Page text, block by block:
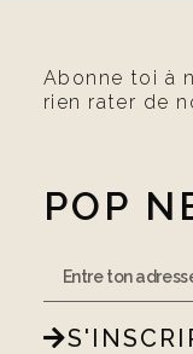
Abonne toi à
rien rater de
POP